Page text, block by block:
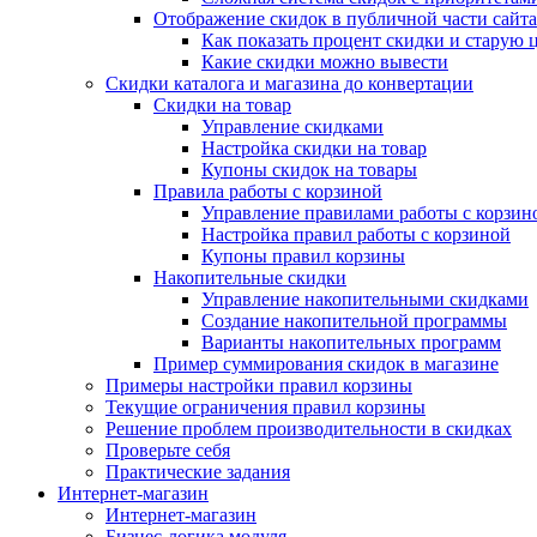
Отображение скидок в публичной части сайта
Как показать процент скидки и старую
Какие скидки можно вывести
Скидки каталога и магазина до конвертации
Скидки на товар
Управление скидками
Настройка скидки на товар
Купоны скидок на товары
Правила работы с корзиной
Управление правилами работы с
Настройка правил работы с корзиной
Купоны правил корзины
Накопительные скидки
Управление накопительными скидками
Создание накопительной программы
Варианты накопительных программ
Пример суммирования скидок в магазине
Примеры настройки правил корзины
Текущие ограничения правил корзины
Решение проблем производительности в скидках
Проверьте себя
Практические задания
Интернет-магазин
Интернет-магазин